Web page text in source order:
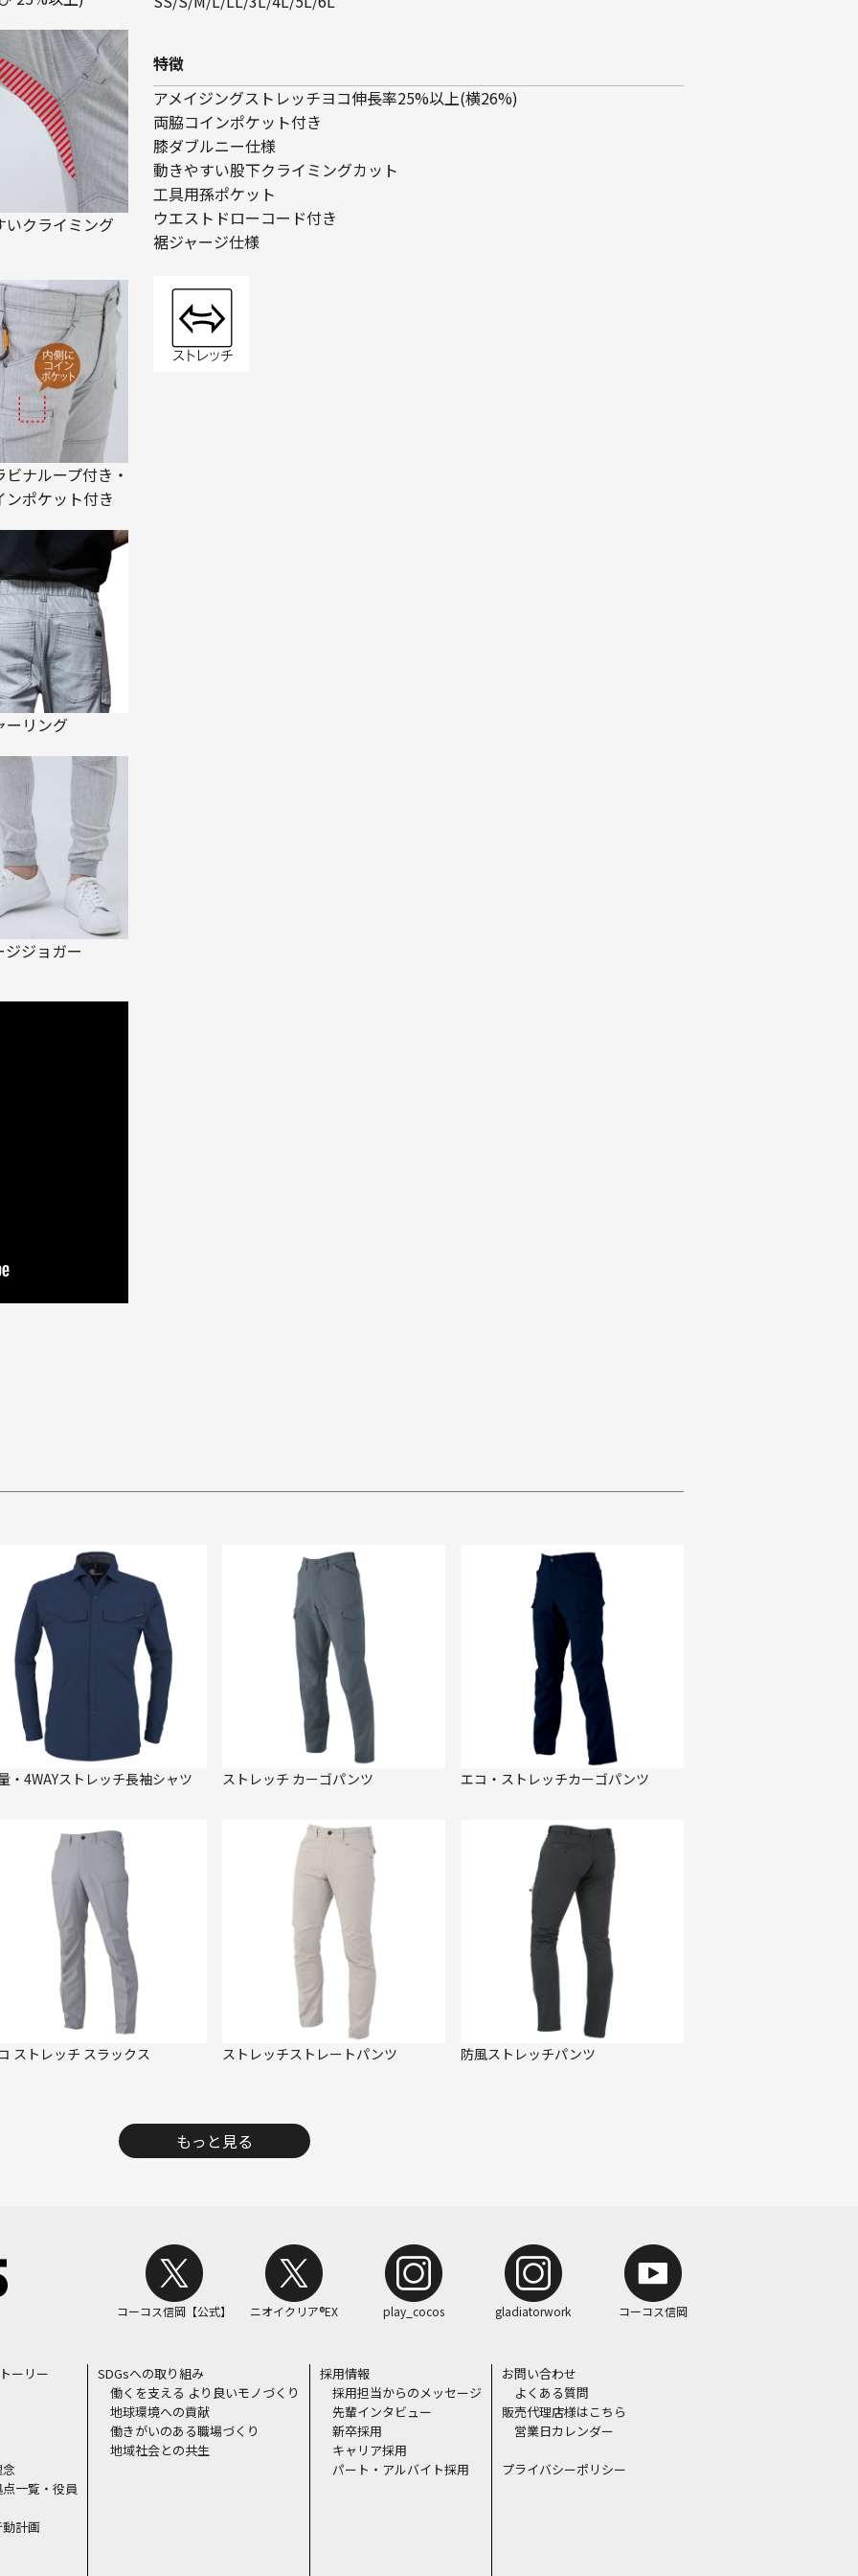
特徴
アメイジングストレッチヨコ伸長率25%以上(横26%)
両脇コインポケット付き
膝ダブルニー仕様
動きやすい股下クライミングカット
工具用孫ポケット
ウエストドローコード付き
裾ジャージ仕様
いクライミング
ナループ付き・
ンポケット付き
ーリング
ジジョガー
・4WAYストレッチ長袖シャツ ストレッチ カーゴパンツ エコ・ストレッチカーゴパンツ
ストレッチ スラックス ストレッチストレートパンツ 防風ストレッチパンツ
もっと見る
コーコス信岡【公式】 ニオイクリア®EX play_cocos gladiatorwork コーコス信岡
ーリー
一覧・役員
計画
SDGsへの取り組み
働くを支える より良いモノづくり
地球環境への貢献
働きがいのある職場づくり
地域社会との共生
採用情報
採用担当からのメッセージ
先輩インタビュー
新卒採用
キャリア採用
パート・アルバイト採用
お問い合わせ
よくある質問
販売代理店様はこちら
営業日カレンダー
プライバシーポリシー